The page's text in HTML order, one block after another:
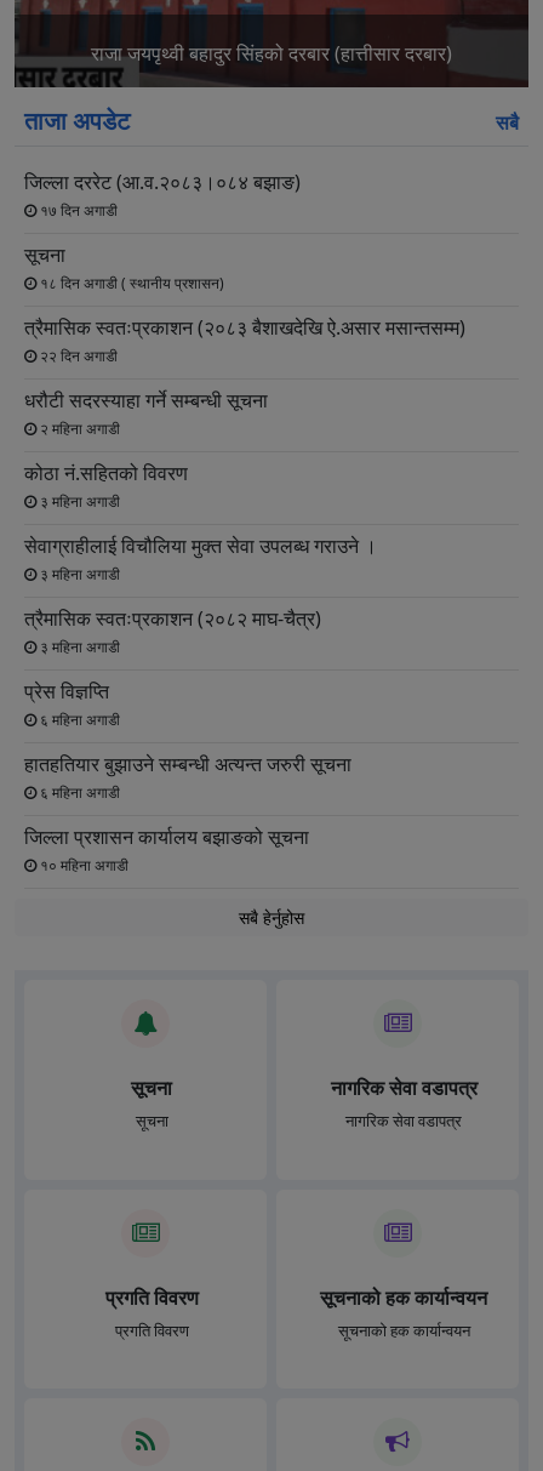
माननीय प्रदेश प्रमुख नजिर मियाँज्यूको बझाङ भ्रमण
ताजा अपडेट सबै
जिल्ला दररेट (आ.व.२०८३।०८४ बझाङ)
१७ दिन अगाडी
सूचना
१८ दिन अगाडी ( स्थानीय प्रशासन)
त्रैमासिक स्वतःप्रकाशन (२०८३ बैशाखदेखि ऐ.असार मसान्तसम्म)
२२ दिन अगाडी
धरौटी सदरस्याहा गर्ने सम्बन्धी सूचना
२ महिना अगाडी
कोठा नं.सहितको विवरण
३ महिना अगाडी
सेवाग्राहीलाई विचौलिया मुक्त सेवा उपलब्ध गराउने ।
३ महिना अगाडी
त्रैमासिक स्वतःप्रकाशन (२०८२ माघ-चैत्र)
३ महिना अगाडी
प्रेस विज्ञप्ति
६ महिना अगाडी
हातहतियार बुझाउने सम्बन्धी अत्यन्त जरुरी सूचना
६ महिना अगाडी
जिल्ला प्रशासन कार्यालय बझाङको सूचना
१० महिना अगाडी
सबै हेर्नुहोस
सूचना
सूचना
नागरिक सेवा वडापत्र
नागरिक सेवा वडापत्र
प्रगति विवरण
प्रगति विवरण
सूचनाको हक कार्यान्वयन
सूचनाको हक कार्यान्वयन